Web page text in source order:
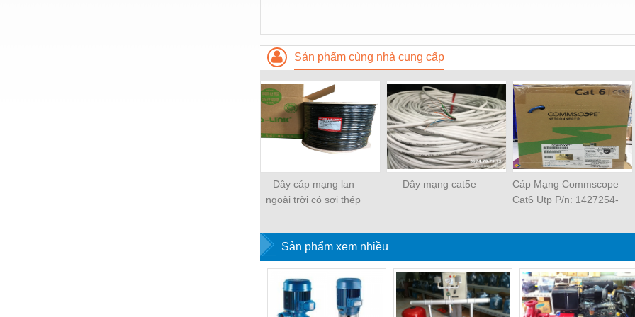
Sản phẩm cùng nhà cung cấp
Dây cáp mạng lan
ngoài trời có sợi thép
Dây mạng cat5e
Cáp Mạng Commscope
Cat6 Utp P/n: 1427254-
Sản phẩm xem nhiều